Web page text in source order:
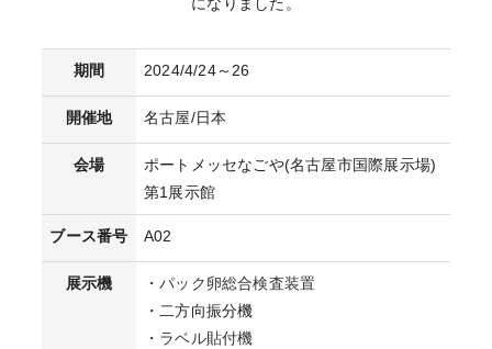
期間 2024/4/24～26
開催地 名古屋/日本
会場
ポートメッセなごや(名古屋市国際展示場)
第1展示館
ブース番号 A02
展示機 ・パック卵総合検査装置
・二方向振分機
・ ラベル貼付機